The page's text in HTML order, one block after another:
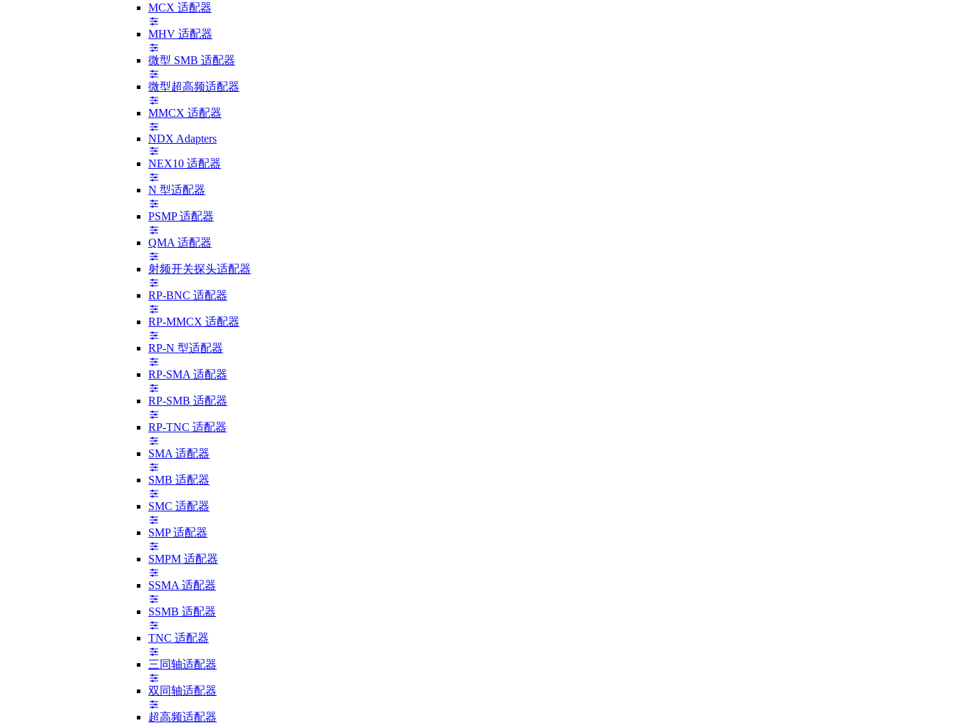
MCX 适配器
MHV 适配器
微型 SMB 适配器
微型超高频适配器
MMCX 适配器
NDX Adapters
NEX10 适配器
N 型适配器
PSMP 适配器
QMA 适配器
射频开关探头适配器
RP-BNC 适配器
RP-MMCX 适配器
RP-N 型适配器
RP-SMA 适配器
RP-SMB 适配器
RP-TNC 适配器
SMA 适配器
SMB 适配器
SMC 适配器
SMP 适配器
SMPM 适配器
SSMA 适配器
SSMB 适配器
TNC 适配器
三同轴适配器
双同轴适配器
超高频适配器